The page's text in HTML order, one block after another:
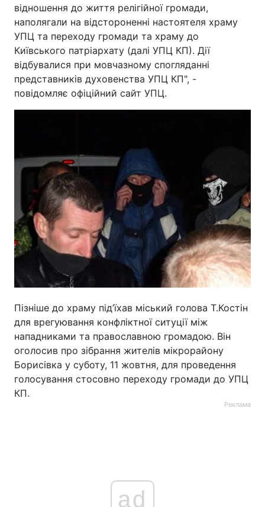
відношення до життя релігійної громади,
наполягали на відстороненні настоятеля храму
УПЦ та переходу громади та храму до
Київського патріархату (далі УПЦ КП). Дії
відбувалися при мовчазному спогляданні
представників духовенства УПЦ КП", -
повідомляє офіційний сайт УПЦ.
Пізніше до храму під’їхав міський голова Т.Костін
для врегуювання конфліктної ситуції між
нападниками та православною громадою. Він
оголосив про зібрання жителів мікрорайону
Борисівка у суботу, 11 жовтня, для проведення
голосування стосовно переходу громади до УПЦ
КП.
Реклама
ad